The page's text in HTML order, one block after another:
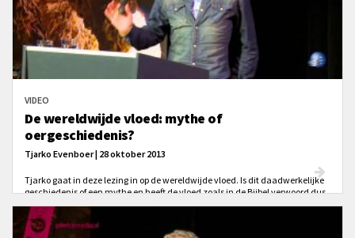
VIDEO
De wereldwijde vloed: mythe of
oergeschiedenis?
Tjarko Evenboer | 28 oktober 2013
Tjarko gaat in deze lezing in op de wereldwijde vloed. Is dit daadwerkelijke
geschiedenis of een mythe en heeft de vloed zoals in de Bijbel verwoord dus
niet plaatsgevonden?